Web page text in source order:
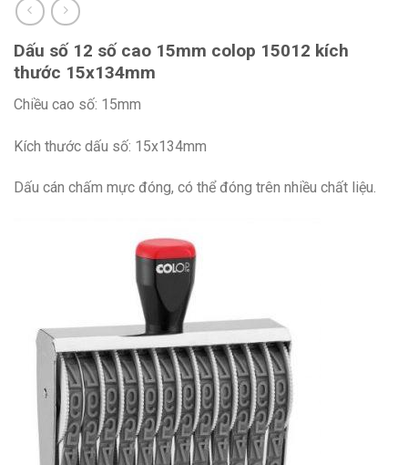
Dấu số 12 số cao 15mm colop 15012 kích
thước 15x134mm
Chiều cao số: 15mm
Kích thước dấu số: 15x134mm
Dấu cán chấm mực đóng, có thể đóng trên nhiều chất liệu.